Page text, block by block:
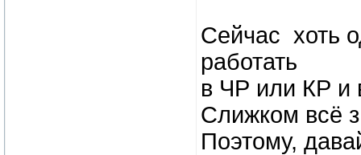
Сейчас хоть
работать
в ЧР или КР и
Слижком всё
Поэтому,